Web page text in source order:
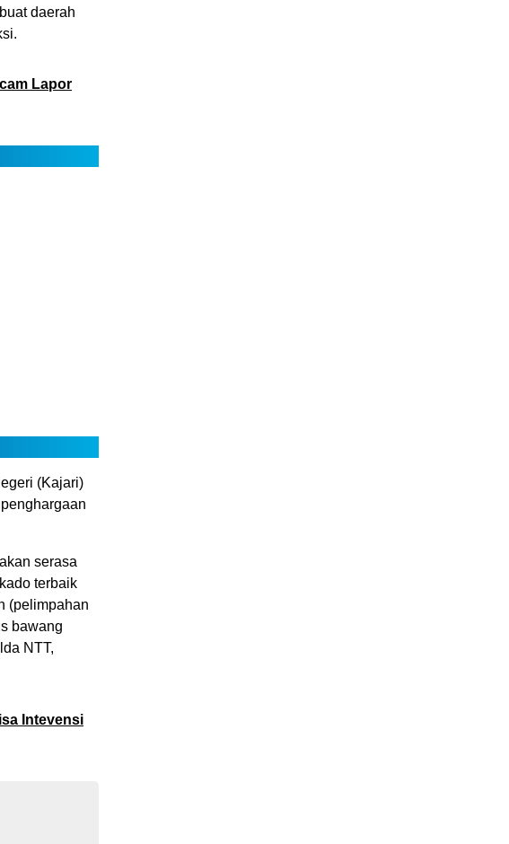
daerah
Lapor
(Kajari)
serasa
terbaik
(pelimpahan
bawang
NTT,
Intevensi